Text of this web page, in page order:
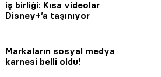
iş birliği: Kısa videolar
Disney+’a taşınıyor
Markaların sosyal medya
karnesi belli oldu!